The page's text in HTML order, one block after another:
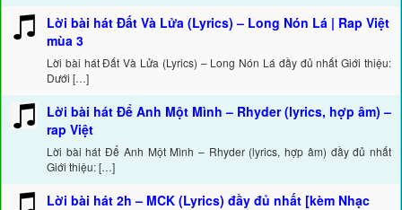
Lời bài hát Đất Và Lửa (Lyrics) – Long Nón Lá | Rap Việt
mùa 3
Lời bài hát Đất Và Lửa (Lyrics) – Long Nón Lá đầy đủ nhất Giới thiệu:
Dưới […]
Lời bài hát Để Anh Một Mình – Rhyder (lyrics, hợp âm) –
rap Việt
Lời bài hát Để Anh Một Mình – Rhyder (lyrics, hợp âm) đầy đủ nhất
Giới thiệu: […]
Lời bài hát 2h – MCK (Lyrics) đầy đủ nhất [kèm Nhạc